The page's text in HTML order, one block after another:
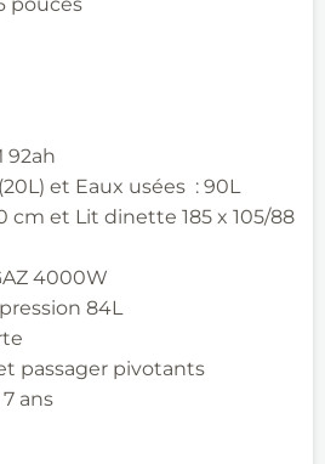
pouces
92ah
et Eaux usées : 90L
cm et Lit dinette 185 x 105/88
4000W
84L
passager pivotants
ans